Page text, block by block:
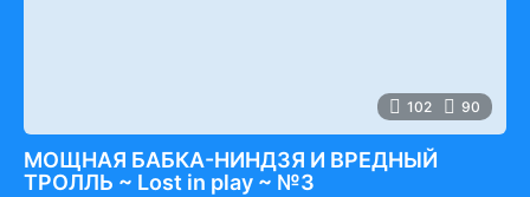
102 90
МОЩНАЯ БАБКА-НИНДЗЯ И ВРЕДНЫЙ
ТРОЛЛЬ ~ Lost in play ~ №3